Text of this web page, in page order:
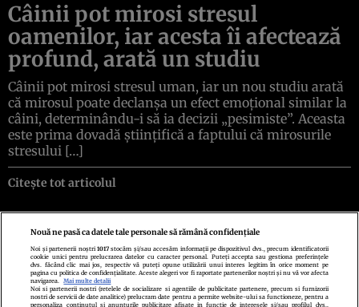
Câinii pot mirosi stresul
oamenilor, iar acesta îi afectează
profund, arată un studiu
Câinii pot mirosi stresul uman, iar un nou studiu arată
că mirosul poate declanșa un efect emoțional similar la
câini, determinându-i să ia decizii „pesimiste”. Aceasta
este prima dovadă științifică a faptului că mirosurile
stresului […]
Citește tot articolul
Politica de confidenţialitatePolitica de cookiesTermeni şi condiţii
Echipa redacționalăContactSetări Cookies
Nouă ne pasă ca datele tale personale să rămână confidențiale
Noi și partenerii noștri1017 stocăm și/sau accesăm informații pe dispozitivul dvs., precum identificatorii
cookie unici pentru prelucrarea datelor cu caracter personal. Puteți accepta sau gestiona preferințele
dvs. făcând clic mai jos, respectiv vă puteți opune utilizării unui interes legitim în orice moment pe
pagina cu politica de confidențialitate. Aceste alegeri vor fi raportate partenerilor noștri și nu vă vor afecta
navigarea.
Mai multe detalii
Noi si partenerii nostri (retelele de socializare si agentiile de publicitate partenere, precum si furnizorii
nostri de servicii de date analitice) prelucram date pentru a permite website-ului sa functioneze, pentru a
personaliza continutul si anunturile publicitare afisate in functie de interesele si/sau profilul dvs.,